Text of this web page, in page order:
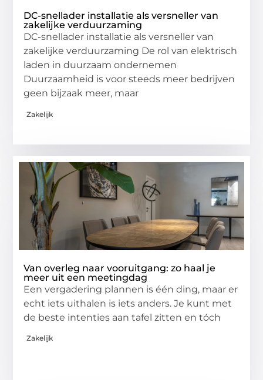
DC-snellader installatie als versneller van
zakelijke verduurzaming
DC-snellader installatie als versneller van
zakelijke verduurzaming De rol van elektrisch
laden in duurzaam ondernemen
Duurzaamheid is voor steeds meer bedrijven
geen bijzaak meer, maar
Zakelijk
Van overleg naar vooruitgang: zo haal je
meer uit een meetingdag
Een vergadering plannen is één ding, maar er
echt iets uithalen is iets anders. Je kunt met
de beste intenties aan tafel zitten en tóch
Zakelijk